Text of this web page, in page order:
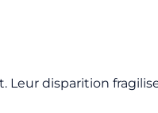
disparition